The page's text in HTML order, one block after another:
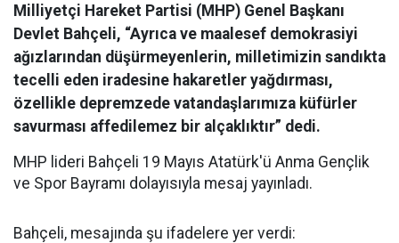
Milliyetçi Hareket Partisi (MHP) Genel Başkanı
Devlet Bahçeli, “Ayrıca ve maalesef demokrasiyi
ağızlarından düşürmeyenlerin, milletimizin sandıkta
tecelli eden iradesine hakaretler yağdırması,
özellikle depremzede vatandaşlarımıza küfürler
savurması affedilemez bir alçaklıktır” dedi.
MHP lideri Bahçeli 19 Mayıs Atatürk'ü Anma Gençlik
ve Spor Bayramı dolayısıyla mesaj yayınladı.
Bahçeli, mesajında şu ifadelere yer verdi: